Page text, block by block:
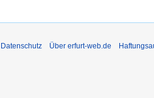
Datenschutz Über erfurt-web.de